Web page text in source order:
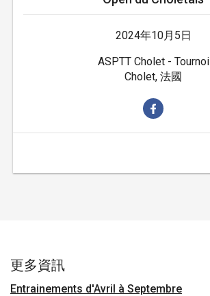
2024年10月5日
ASPTT Cholet - Tournoi
Cholet, 法國
更多資訊
Entrainements d'Avril à Septembre